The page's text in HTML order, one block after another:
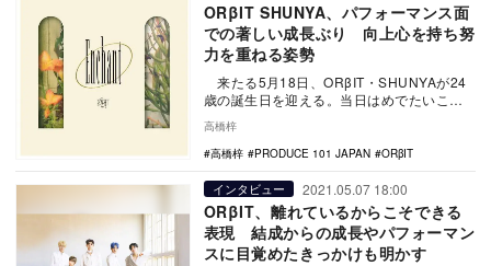
ORβIT SHUNYA、パフォーマンス面
での著しい成長ぶり 向上心を持ち努
力を重ねる姿勢
来たる5月18日、ORβIT・SHUNYAが24
歳の誕生日を迎える。当日はめでたいこと
に、SHUNYAが表紙とモデルを…
高橋梓
高橋梓
PRODUCE 101 JAPAN ORβIT
インタビュー 2021.05.07 18:00
ORβIT、離れているからこそできる
表現 結成からの成長やパフォーマン
スに目覚めたきっかけも明かす